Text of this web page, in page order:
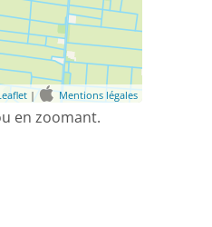
| Mentions légales
en zoomant.